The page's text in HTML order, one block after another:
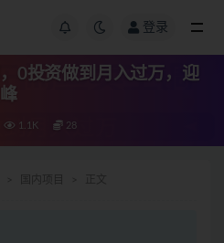
登录
0投资做到月入过万，迎
1.1K 28